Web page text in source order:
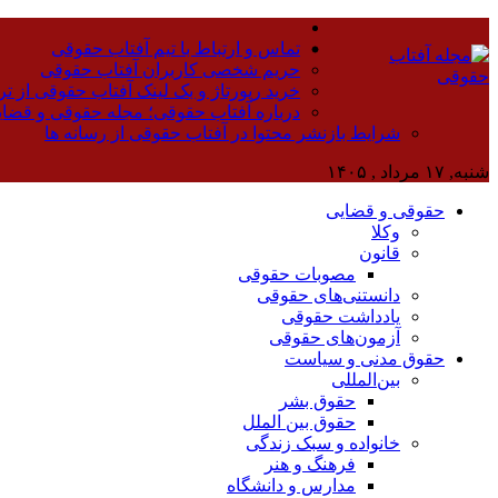
تماس و ارتباط با تیم آفتاب حقوقی
حریم شخصی کاربران آفتاب حقوقی
خرید رپورتاژ و بک لینک آفتاب حقوقی از
درباره آفتاب حقوقی؛ مجله حقوقی و
شرایط بازنشر محتوا در آفتاب حقوقی از رسانه ها
شنبه, ۱۷ مرداد , ۱۴۰۵
حقوقی و قضایی
وکلا
قانون
مصوبات حقوقی
دانستنی‌های حقوقی
یادداشت حقوقی
آزمون‌های حقوقی
حقوق مدنی و سیاست
بین‌المللی
حقوق بشر
حقوق بین الملل
خانواده و سبک زندگی
فرهنگ و هنر
مدارس و دانشگاه